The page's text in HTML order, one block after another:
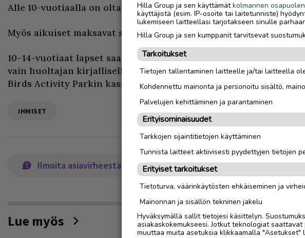
Alle 10-vuotiaalla on oltava aikuinen valvoja mukana puistossa.
Myös aikuiset maksavat sisäänpääsymaksun.
10–14-vuotiaat lapset saavat olla puistossa ilman aikuisen
vain huoltajan kirjallisella suostumuksella. Lupakaavakkeita saa
Birds Activity Parkin kassalta.
IHMISET
Ilmoita asiavirheestä
Lue myös
Hilla Group ja sen käyttämätkolmannen
käyttäjistä (esim. IP-osoite tai laitetunniste)
lukemiseen laitteellasi tarjotakseen sinulle
Hilla Group ja sen kumppanit tarvitsevat
Tarkoitukset
Tietojen tallentaminen laitteelle ja/tai laitteella
Kohdennettu mainonta ja personoitu sisältö,
Palvelujen kehittäminen ja parantaminen
Erityisominaisuudet
Tarkkojen sijaintitietojen käyttäminen
Tunnista laitteet aktiivisesti pyydettyjen tietojen
Erityiset tarkoitukset
Tietoturva, väärinkäytösten ehkäiseminen ja
Mainonnan ja sisällön tekninen jakelu
Hyväksymällä sallit tietojesi käsittelyn.
asiakaskokemukseesi. Jotkut teknologiat
muuttaa muita asetuksia klikkaamalla "Asetukset"